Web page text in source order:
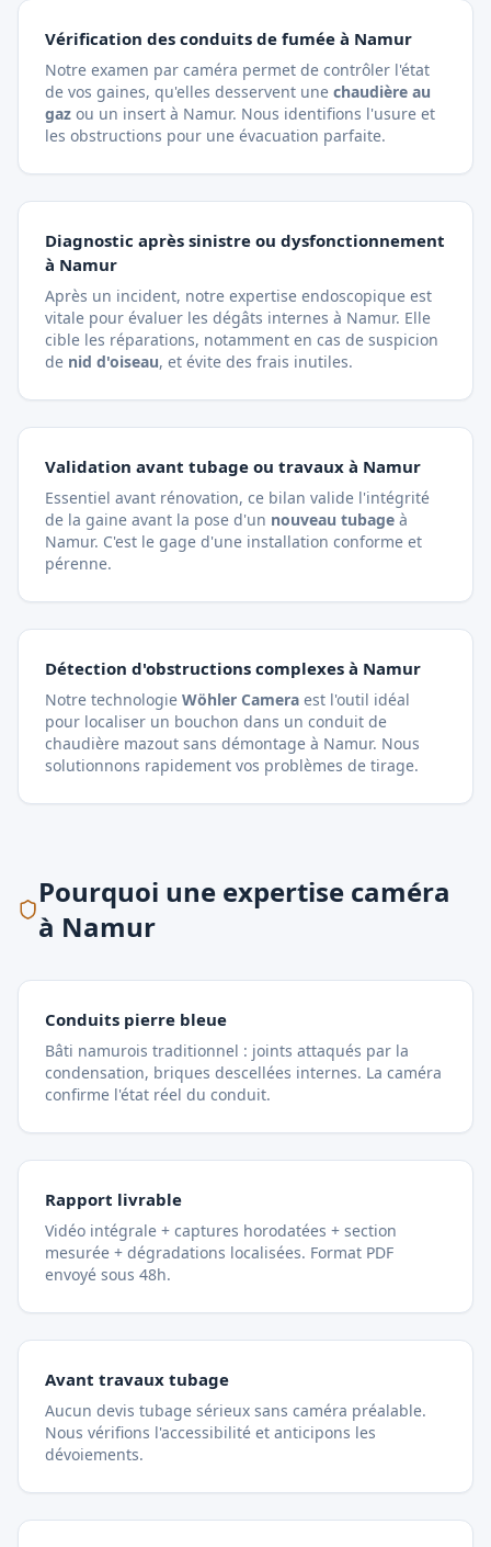
Vérification des conduits de fumée à Namur
Notre examen par caméra permet de contrôler l'état
de vos gaines, qu'elles desservent une chaudière au
gaz ou un insert à Namur. Nous identifions l'usure et
les obstructions pour une évacuation parfaite.
Diagnostic après sinistre ou dysfonctionnement
à Namur
Après un incident, notre expertise endoscopique est
vitale pour évaluer les dégâts internes à Namur. Elle
cible les réparations, notamment en cas de suspicion
de nid d'oiseau, et évite des frais inutiles.
Validation avant tubage ou travaux à Namur
Essentiel avant rénovation, ce bilan valide l'intégrité
de la gaine avant la pose d'un nouveau tubage à
Namur. C'est le gage d'une installation conforme et
pérenne.
Détection d'obstructions complexes à Namur
Notre technologie Wöhler Camera est l'outil idéal
pour localiser un bouchon dans un conduit de
chaudière mazout sans démontage à Namur. Nous
solutionnons rapidement vos problèmes de tirage.
Pourquoi une expertise caméra
à Namur
Conduits pierre bleue
Bâti namurois traditionnel : joints attaqués par la
condensation, briques descellées internes. La caméra
confirme l'état réel du conduit.
Rapport livrable
Vidéo intégrale + captures horodatées + section
mesurée + dégradations localisées. Format PDF
envoyé sous 48h.
Avant travaux tubage
Aucun devis tubage sérieux sans caméra préalable.
Nous vérifions l'accessibilité et anticipons les
dévoiements.